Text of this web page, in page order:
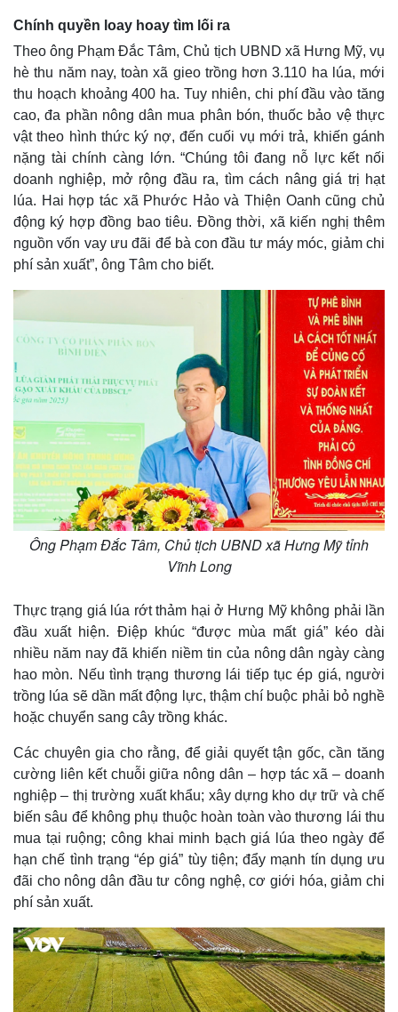
Kinh tế
Bất động sản
Thị trường
Giá vàng
Tiêu dùng
Chứng khoán
Giá cà phê
Chính quyền loay hoay tìm lối ra
Theo ông Phạm Đắc Tâm, Chủ tịch UBND xã Hưng Mỹ, vụ
hè thu năm nay, toàn xã gieo trồng hơn 3.110 ha lúa, mới
thu hoạch khoảng 400 ha. Tuy nhiên, chi phí đầu vào tăng
cao, đa phần nông dân mua phân bón, thuốc bảo vệ thực
vật theo hình thức ký nợ, đến cuối vụ mới trả, khiến gánh
nặng tài chính càng lớn. “Chúng tôi đang nỗ lực kết nối
doanh nghiệp, mở rộng đầu ra, tìm cách nâng giá trị hạt
lúa. Hai hợp tác xã Phước Hảo và Thiện Oanh cũng chủ
động ký hợp đồng bao tiêu. Đồng thời, xã kiến nghị thêm
nguồn vốn vay ưu đãi để bà con đầu tư máy móc, giảm chi
phí sản xuất”, ông Tâm cho biết.
Ông Phạm Đắc Tâm, Chủ tịch UBND xã Hưng Mỹ tỉnh
Vĩnh Long
Thực trạng giá lúa rớt thảm hại ở Hưng Mỹ không phải lần
đầu xuất hiện. Điệp khúc “được mùa mất giá” kéo dài
nhiều năm nay đã khiến niềm tin của nông dân ngày càng
hao mòn. Nếu tình trạng thương lái tiếp tục ép giá, người
trồng lúa sẽ dần mất động lực, thậm chí buộc phải bỏ nghề
hoặc chuyển sang cây trồng khác.
Các chuyên gia cho rằng, để giải quyết tận gốc, cần tăng
cường liên kết chuỗi giữa nông dân – hợp tác xã – doanh
nghiệp – thị trường xuất khẩu; xây dựng kho dự trữ và chế
biến sâu để không phụ thuộc hoàn toàn vào thương lái thu
mua tại ruộng; công khai minh bạch giá lúa theo ngày để
hạn chế tình trạng “ép giá” tùy tiện; đẩy mạnh tín dụng ưu
đãi cho nông dân đầu tư công nghệ, cơ giới hóa, giảm chi
phí sản xuất.